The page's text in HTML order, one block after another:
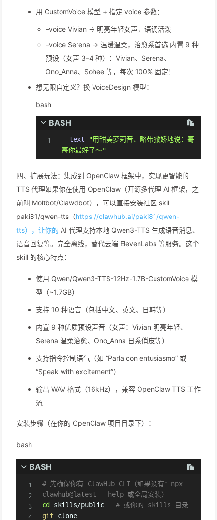
用 CustomVoice 模型 + 指定 voice 参数：
–voice Vivian → 明亮年轻女声，语调活泼
–voice Serena → 温暖温柔，治愈系首选 内置 9 种
预设（女声 3–4 种）：Vivian、Serena、
Ono_Anna、Sohee 等，每次 100% 固定！
想无限自定义？换 VoiceDesign 模型：
bash
BASH
--text
"用甜美萝莉音、略带撒娇地说：哥
哥你最好了～"
四、扩展玩法：集成到 OpenClaw 框架中，实现更智能的
TTS 代理如果你在使用 OpenClaw（开源多代理 AI 框架，之
前叫 Moltbot/Clawdbot），可以直接安装社区 skill
paki81/qwen-tts（https://clawhub.ai/paki81/qwen-
tts），让你的 AI 代理支持本地 Qwen3-TTS 生成语音消息、
语音回复等。完全离线，替代云端 ElevenLabs 等服务。这个
skill 的核心特点：
使用 Qwen/Qwen3-TTS-12Hz-1.7B-CustomVoice 模
型（~1.7GB）
支持 10 种语言（包括中文、英文、日韩等）
内置 9 种优质预设声音（女声：Vivian 明亮年轻、
Serena 温柔治愈、Ono_Anna 日系俏皮等）
支持指令控制语气（如 “Parla con entusiasmo” 或
“Speak with excitement”）
输出 WAV 格式（16kHz），兼容 OpenClaw TTS 工作
流
安装步骤（在你的 OpenClaw 项目目录下）：
bash
BASH
# 先确保你有 ClawHub CLI（如果没有：npx
clawhub@latest --help 或全局安装）
cd skills/public # 或你的 skills 目录
git clone